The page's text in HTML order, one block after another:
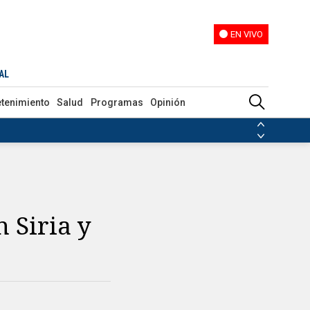
EN VIVO
Salud Programas Opinión
Siria y